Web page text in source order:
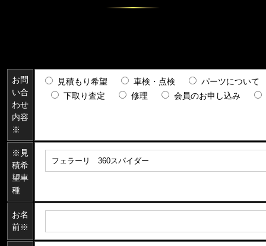
お問
い合
わせ
内容
※
見積もり希望 車検・点検
パーツについて
下取り査定
修理 会員のお申し込み
※見
積希
望車
種
お名
前※